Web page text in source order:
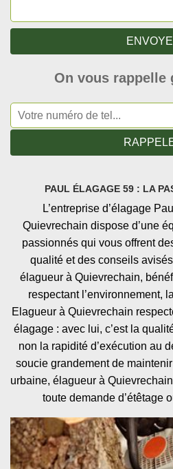
On vous rappelle
PAUL ÉLAGAGE 59 : LA
L’entreprise d’élagage
Quievrechain dispose d’une
passionnés qui vous offrent
qualité et des conseils
élagueur à Quievrechain,
respectant l’environnement,
Elagueur à Quievrechain
élagage : avec lui, c’est la
non la rapidité d’exécution au
soucie grandement de
urbaine, élagueur à
toute demande d’étêtage